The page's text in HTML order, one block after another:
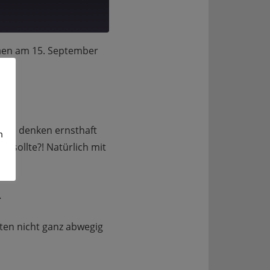
am 15. September
denken ernsthaft
sollte?! Natürlich mit
nicht ganz abwegig